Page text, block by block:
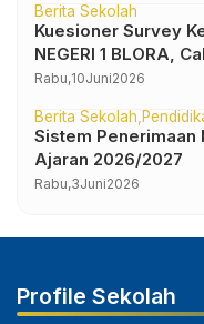
Berita Sekolah
Kuesioner Survey
NEGERI 1 BLORA,
IV
Rabu,10Juni2026
Berita Sekolah
Sistem Penerimaan
Ajaran 2026/2027
Rabu,3Juni2026
Profile Sekolah